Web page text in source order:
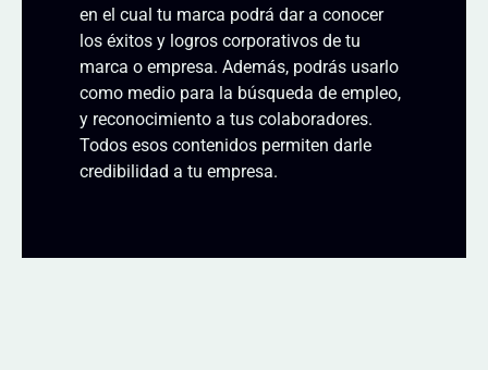
en el cual tu marca podrá dar a conocer
los éxitos y logros corporativos de tu
marca o empresa. Además, podrás usarlo
como medio para la búsqueda de empleo,
y reconocimiento a tus colaboradores.
Todos esos contenidos permiten darle
credibilidad a tu empresa.